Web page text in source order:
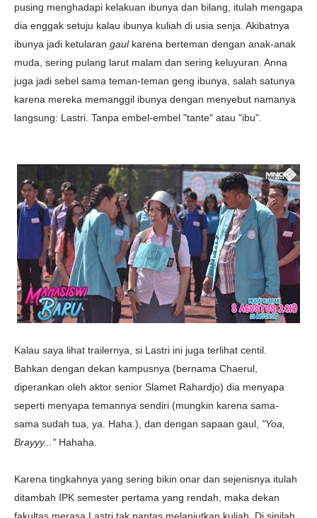
pusing menghadapi kelakuan ibunya dan bilang, itulah mengapa
dia enggak setuju kalau ibunya kuliah di usia senja. Akibatnya
ibunya jadi ketularan gaulkarena berteman dengan anak-anak
muda, sering pulang larut malam dan sering keluyuran. Anna
juga jadi sebel sama teman-teman geng ibunya, salah satunya
karena mereka memanggil ibunya dengan menyebut namanya
langsung: Lastri. Tanpa embel-embel "tante" atau "ibu".
Kalau saya lihat trailernya, si Lastri ini juga terlihat centil.
Bahkan dengan dekan kampusnya (bernama Chaerul,
diperankan oleh aktor senior Slamet Rahardjo) dia menyapa
seperti menyapa temannya sendiri (mungkin karena sama-
sama sudah tua, ya. Haha.), dan dengan sapaan gaul, "Yoa,
Brayyy..."Hahaha.
Karena tingkahnya yang sering bikin onar dan sejenisnya itulah
ditambah IPK semester pertama yang rendah, maka dekan
fakultas merasa Lastri tak pantas melanjutkan kuliah. Di sinilah